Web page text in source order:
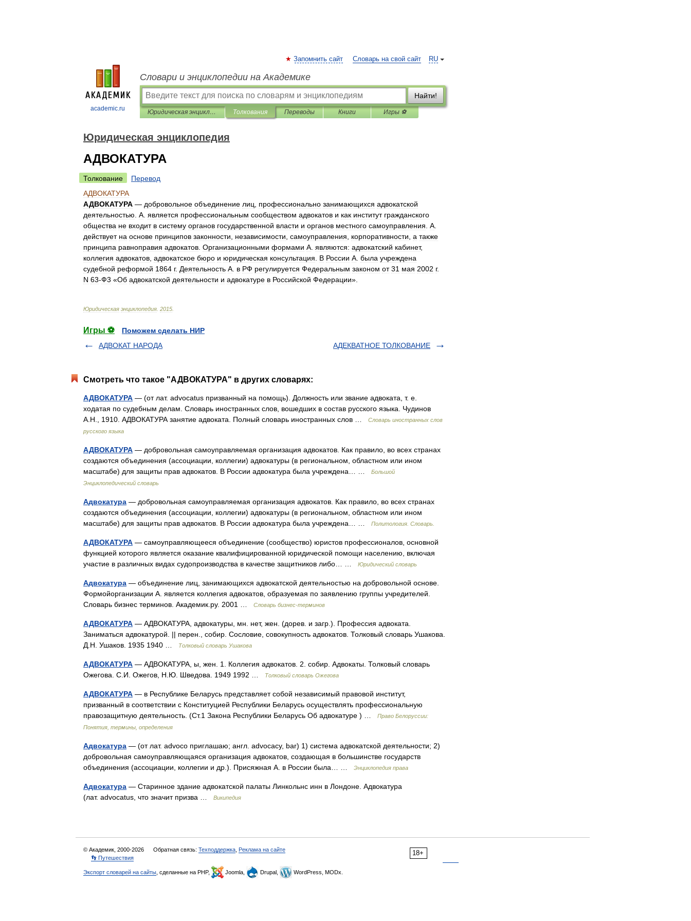
academic.ru
RU
Запомнить сайт Словарь на свой сайт
Словари и энциклопедии на Академике
Найти!
Юридическая энциклопедия Толкования Переводы Книги Игры ⚽
Юридическая энциклопедия
АДВОКАТУРА
Толкование
Перевод
АДВОКАТУРА
АДВОКАТУРА — добровольное объединение лиц профессионально занимающихся адвокатской
деятельностью А является профессиональным сообществом адвокатов и как институт гражданского
общества не входит в систему органов государственной власти и органов местного самоуправления А
действует на основе принципов законности независимости самоуправления корпоративности а также
принципа равноправия адвокатов Организационными формами А являются: адвокатский кабинет,
коллегия адвокатов адвокатское бюро и юридическая консультация В России А была учреждена
судебной реформой 1864 г. Деятельность А в РФ регулируется Федеральным законом от 31 мая 2002 г.
N 63-Ф3 «Об адвокатской деятельности и адвокатуре в Российской Федерации».
Юридическая энциклопедия 2015
Игры ⚽
Поможем сделать НИР
АДВОКАТ НАРОДА
АДЕКВАТНОЕ ТОЛКОВАНИЕ
Смотреть что такое "АДВОКАТУРА" в других словарях:
АДВОКАТУРА — (от лат. advocatus призванный на помощь). Должность или звание адвоката, т. е.
ходатая по судебным делам. Словарь иностранных слов, вошедших в состав русского языка. Чудинов
А.Н., 1910. АДВОКАТУРА занятие адвоката. Полный словарь иностранных слов …
Словарь иностранных слов
русского языка
АДВОКАТУРА — добровольная самоуправляемая организация адвокатов. Как правило, во всех странах
создаются объединения (ассоциации, коллегии) адвокатуры (в региональном, областном или ином
масштабе) для защиты прав адвокатов. В России адвокатура была учреждена… …
Большой
Энциклопедический словарь
Адвокатура — добровольная самоуправляемая организация адвокатов. Как правило, во всех странах
создаются объединения (ассоциации, коллегии) адвокатуры (в региональном, областном или ином
масштабе) для защиты прав адвокатов. В России адвокатура была учреждена… …
Политология. Словарь.
АДВОКАТУРА — самоуправляющееся объединение (сообщество) юристов профессионалов, основной
функцией которого является оказание квалифицированной юридической помощи населению, включая
участие в различных видах судопроизводства в качестве защитников либо… …
Юридический словарь
Адвокатура — объединение лиц, занимающихся адвокатской деятельностью на добровольной основе.
Формойорганизации А. является коллегия адвокатов, образуемая по заявлению группы учредителей.
Словарь бизнес терминов. Академик.ру. 2001 …
Словарь бизнес-терминов
АДВОКАТУРА — АДВОКАТУРА, адвокатуры, мн. нет, жен. (дорев. и загр.). Профессия адвоката.
Заниматься адвокатурой. || перен., собир. Сословие, совокупность адвокатов. Толковый словарь Ушакова.
Д.Н. Ушаков. 1935 1940 …
Толковый словарь Ушакова
АДВОКАТУРА — АДВОКАТУРА, ы, жен. 1. Коллегия адвокатов. 2. собир. Адвокаты. Толковый словарь
Ожегова. С.И. Ожегов, Н.Ю. Шведова. 1949 1992 …
Толковый словарь Ожегова
АДВОКАТУРА — в Республике Беларусь представляет собой независимый правовой институт,
призванный в соответствии с Конституцией Республики Беларусь осуществлять профессиональную
правозащитную деятельность. (Ст.1 Закона Республики Беларусь Об адвокатуре ) …
Право Белоруссии:
Понятия, термины, определения
Адвокатура — (от лат. advoco приглашаю; англ. advocacy, bar) 1) система адвокатской деятельности; 2)
добровольная самоуправляющаяся организация адвокатов, создающая в большинстве государств
объединения (ассоциации, коллегии и др.). Присяжная А. в России была… …
Энциклопедия права
Адвокатура — Старинное здание адвокатской палаты Линкольнс инн в Лондоне. Адвокатура
(лат. advocatus, что значит призва …
Википедия
18+
© Академик, 2000-2026 Обратная связь: Техподдержка Реклама на сайте
👣 Путешествия
Экспорт словарей на сайты , сделанные на PHP, Joomla, Drupal, WordPress, MODx.